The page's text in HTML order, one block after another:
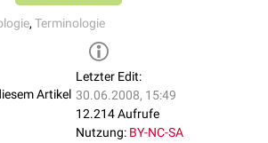
, Terminologie
Artikel
Letzter Edit:
30.06.2008, 15:49
12.214 Aufrufe
Nutzung: BY-NC-SA